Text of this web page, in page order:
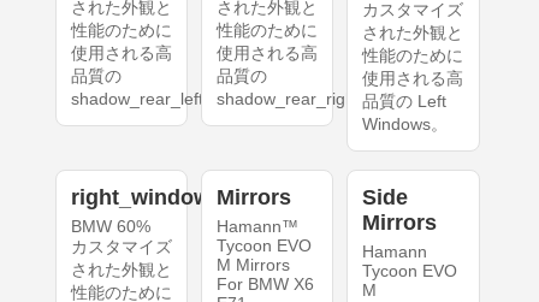
された外観と
性能のために
使用される高
品質の
shadow_rear_left。
された外観と
性能のために
使用される高
品質の
shadow_rear_right。
カスタマイズ
された外観と
性能のために
使用される高
品質の Left
Windows。
right_windows
BMW 60%
カスタマイズ
された外観と
性能のために
Mirrors
Hamann™
Tycoon EVO
M Mirrors
For BMW X6
Side
Mirrors
Hamann
Tycoon EVO
M